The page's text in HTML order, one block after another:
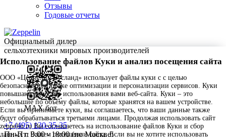
Отзывы
Годовые отчеты
Официальный дилер
сельхозтехники мировых производителей
MAX бот
+7 (495) 130-35-35
Пн-Пт: 9:00 - 18:00 (по Москве)
Использование файлов Куки и анализ посещения сайта
ООО «Цеппелин Русланд» использует файлы куки c с целью
безопасности, а также оптимизации и персонализации сервисов. Куки
повышают удобство использования вами веб-сайта. Куки – это
небольшие по объему файлы, которые хранятся на вашем устройстве.
Если вы принимаете куки, вы соглашаетесь, что ваши данные также
будут обрабатываться третьими лицами. Продолжая использовать сайт
zeppelin.ru Вы соглашаетесь на использование файлов Куки и сбор
данных о Вашем посещении сайта. Если вы не хотите использовать